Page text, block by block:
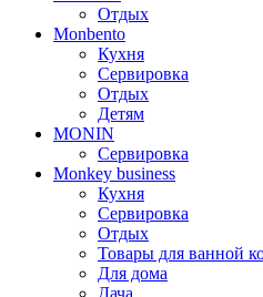
Отдых
Monbento
Кухня
Сервировка
Отдых
Детям
MONIN
Сервировка
Monkey business
Кухня
Сервировка
Отдых
Товары для ванной
Для дома